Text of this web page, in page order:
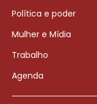
Política e poder
Mulher e Mídia
Trabalho
Agenda